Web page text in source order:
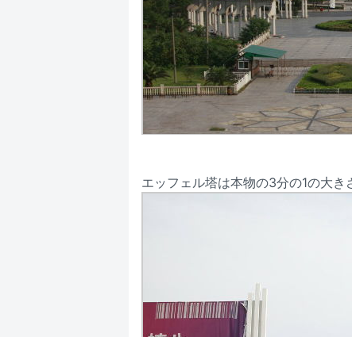
エッフェル塔は本物の3分の1の大き